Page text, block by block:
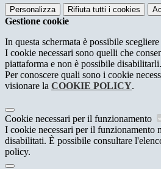
Personalizza Rifiuta tutti i cookies
Gestione cookie
In questa schermata è possibile
I cookie necessari sono quelli che
piattaforma e non è possibile disabilitarli.
Per conoscere quali sono i cookie
visionare la COOKIE POLICY.
Cookie necessari per il funzionamento
I cookie necessari per il funzionamento
disabilitati. È possibile consultare
policy.